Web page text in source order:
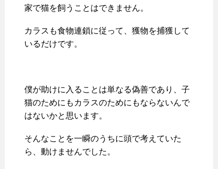
家で猫を飼うことはできません。
カラスも食物連鎖に従って、獲物を捕獲して
いるだけです。
僕が助けに入ることは単なる偽善であり、子
猫のためにもカラスのためにもならないんで
はないかと思います。
そんなことを一瞬のうちに頭で考えていた
ら、動けませんでした。